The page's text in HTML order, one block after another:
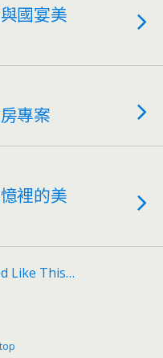
國宴美
專案
裡的美
Like This…